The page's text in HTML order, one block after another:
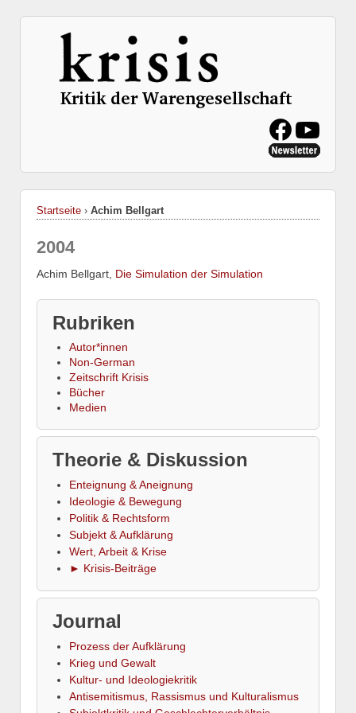
Startseite › Achim Bellgart
2004
Achim Bellgart, Die Simulation der Simulation
Rubriken
Autor*innen
Non-German
Zeitschrift Krisis
Bücher
Medien
Theorie & Diskussion
Enteignung & Aneignung
Ideologie & Bewegung
Politik & Rechtsform
Subjekt & Aufklärung
Wert, Arbeit & Krise
► Krisis-Beiträge
Journal
Prozess der Aufklärung
Krieg und Gewalt
Kultur- und Ideologiekritik
Antisemitismus, Rassismus und Kulturalismus